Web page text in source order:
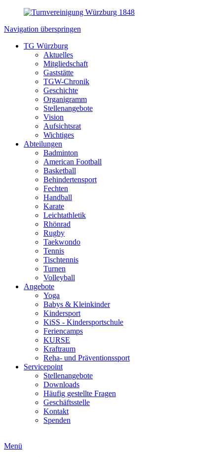
Navigation überspringen
TG Würzburg
Aktuelles
Mitgliedschaft
Gaststätte
TGW-Chronik
Geschichte
Organigramm
Stellenangebote
Vision
Aufsichtsrat
Wichtiges
Abteilungen
Badminton
American Football
Basketball
Behindertensport
Fechten
Handball
Karate
Leichtathletik
Rhönrad
Rugby
Taekwondo
Tennis
Tischtennis
Turnen
Volleyball
Angebote
Yoga
Babys & Kleinkinder
Kindersport
KiSS - Kindersportschule
Feriencamps
KURSE
Kraftraum
Reha- und Präventionssport
Servicepoint
Stellenangebote
Downloads
Häufig gestellte Fragen
Geschäftsstelle
Kontakt
Spenden
Menü